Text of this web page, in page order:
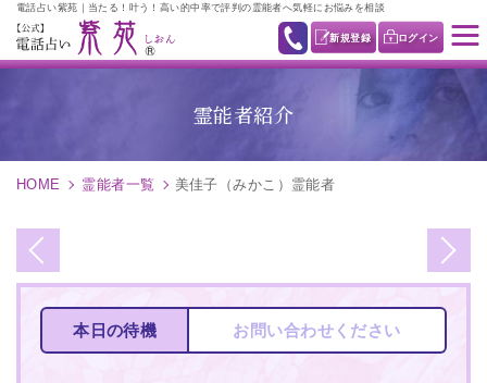
電話占い紫苑｜当たる！叶う！高い的中率で評判の霊能者へ気軽にお悩みを相談
新規登録 ログイン
霊能者紹介
HOME 霊能者一覧 美佳子（みかこ）霊能者
本日の待機 お問い合わせください